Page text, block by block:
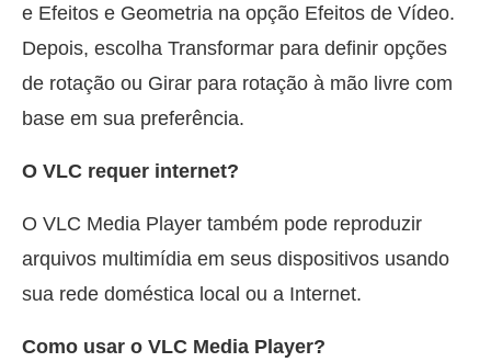
e Efeitos e Geometria na opção Efeitos de Vídeo.
Depois, escolha Transformar para definir opções
de rotação ou Girar para rotação à mão livre com
base em sua preferência.
O VLC requer internet?
O VLC Media Player também pode reproduzir
arquivos multimídia em seus dispositivos usando
sua rede doméstica local ou a Internet.
Como usar o VLC Media Player?